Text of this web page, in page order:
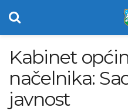
Kabinet
načelnika:
javnost